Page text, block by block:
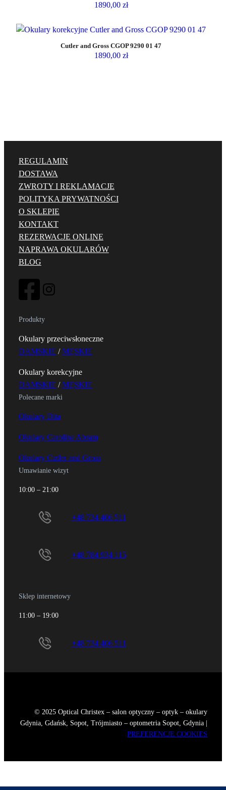
1890,00 zł
Cutler and Gross CGOP 9290 01 47
1890,00 zł
REGULAMIN
DOSTAWA
ZWROTY I REKLAMACJE
POLITYKA PRYWATNOŚCI
O SKLEPIE
KONTAKT
REZERWACJE ONLINE
NAPRAWA OKULARÓW
BLOG
Produkty
Okulary przeciwsłoneczne
DAMSKIE /MĘSKIE
Okulary korekcyjne
DAMSKIE /MĘSKIE
Polecane marki
Okulary Dita
Okulary Caroline Abram
Okulary Cutler and Gross
Umawianie wizyt
10:00 – 21:00
+48 734 406 511
+48 784 934 115
Sklep internetowy
11:00 – 19:00
+48 734 406 511
© 2025 Optical Christex – salon optyczny – optyk – okulary
Gdynia, Gdańsk, Sopot, Trójmiasto – optometria Sopot, Gdynia |
PREFERENCJE COOKIES